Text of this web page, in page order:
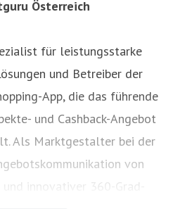
Österreich
für leistungsstarke
und Betreiber der
App, die das führende
und Cashback-Angebot
Als Marktgestalter bei der
von
innovativer 360-Grad-